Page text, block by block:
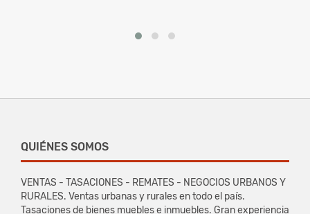
QUIÉNES SOMOS
VENTAS - TASACIONES - REMATES - NEGOCIOS URBANOS Y
RURALES. Ventas urbanas y rurales en todo el país.
Tasaciones de bienes muebles e inmuebles. Gran experiencia